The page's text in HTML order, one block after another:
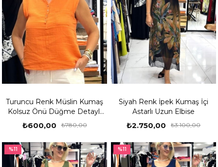
Turuncu Renk Müslin Kumaş
Kolsuz Önü Düğme Detaylı
Bluz
₺600,00 ₺780,00
Siyah Renk İpek Kumaş İçi
Astarlı Uzun Elbise
₺2.750,00 ₺3.100,00
%11 %11